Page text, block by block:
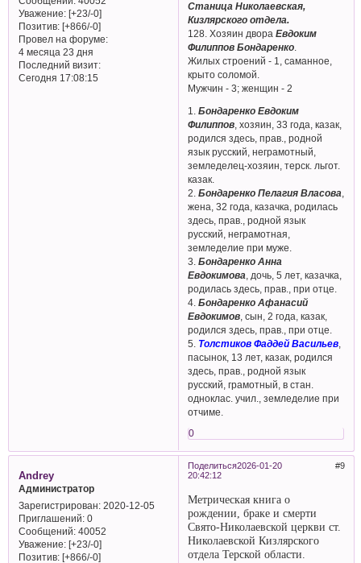
Уважение: [+23/-0]
Позитив: [+866/-0]
Провел на форуме:
4 месяца 23 дня
Последний визит:
Сегодня 17:08:15
Станица Николаевская,
Кизлярского отдела.
128. Хозяин двораЕвдоким
Филиппов Бондаренко
Жилых строений - 1, саманное,
крыто соломой.
Мужчин - 3; женщин - 2
1.Бондаренко Евдоким
Филиппов , хозяин, 33 года, казак,
родился здесь, прав., родной
язык русский, неграмотный,
земледелец-хозяин, терск. льгот.
казак.
2.Бондаренко Пелагия Власова
жена, 32 года, казачка, родилась
здесь, прав., родной язык
русский, неграмотная,
земледелие при муже.
3.Бондаренко Анна
Евдокимова , дочь, 5 лет, казачка,
родилась здесь, прав., при отце.
4.Бондаренко Афанасий
Евдокимов , сын, 2 года, казак,
родился здесь, прав., при отце.
5. Толстиков Фаддей Васильев
пасынок, 13 лет, казак, родился
здесь, прав., родной язык
русский, грамотный, в стан.
одноклас. учил., земледелие при
отчиме.
0
Поделиться 9
2026-01-20
20:42:12
Andrey
Администратор
Зарегистрирован: 2020-12-05
Приглашений:0
Сообщений:40052
Уважение: [+23/-0]
Позитив: [+866/-0]
Метрическая книга о
рождении, браке и смерти
Свято-Николаевской церкви ст.
Николаевской Кизлярского
отдела Терской области.